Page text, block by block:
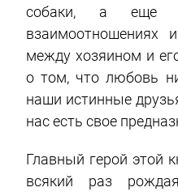
собаки, а еще
взаимоотношениях
между хозяином и
о том, что любовь
наши истинные
нас есть свое
Главный герой этой
всякий раз